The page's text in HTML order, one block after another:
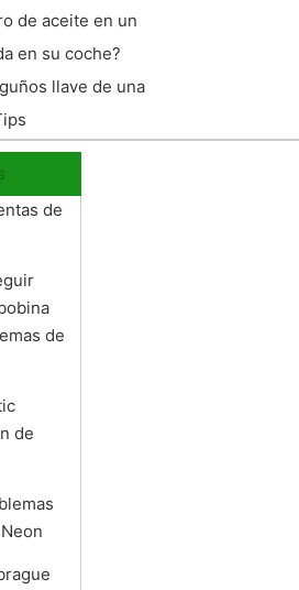
de aceite en un
en su coche?
llave de una
de
de
de